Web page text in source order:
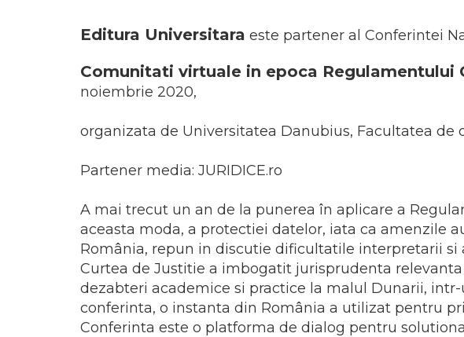
ȘTIINȚE ECONOMICE
EDUCAȚIE FIZICĂ ȘI SPORT
PREUNIVERSITARIA
ÎN CURS DE APARIȚIE
PACHETE DE STUDIU
PROMOȚIILE LUNII
ULTIMELE EXEMPLARE
Formular de Retur
Editura Universitara este partener al Conferintei
Comunitati virtuale in epoca Regulamentului
noiembrie 2020,
organizata de Universitatea Danubius, Facultatea de
Partener media: JURIDICE.ro
A mai trecut un an de la punerea în aplicare a
aceasta moda, a protectiei datelor, iata ca amenzile
România, repun in discutie dificultatile interpretarii si
Curtea de Justitie a imbogatit jurisprudenta
dezabteri academice si practice la malul Dunarii,
conferinta, o instanta din România a utilizat pentru
Conferinta este o platforma de dialog pentru